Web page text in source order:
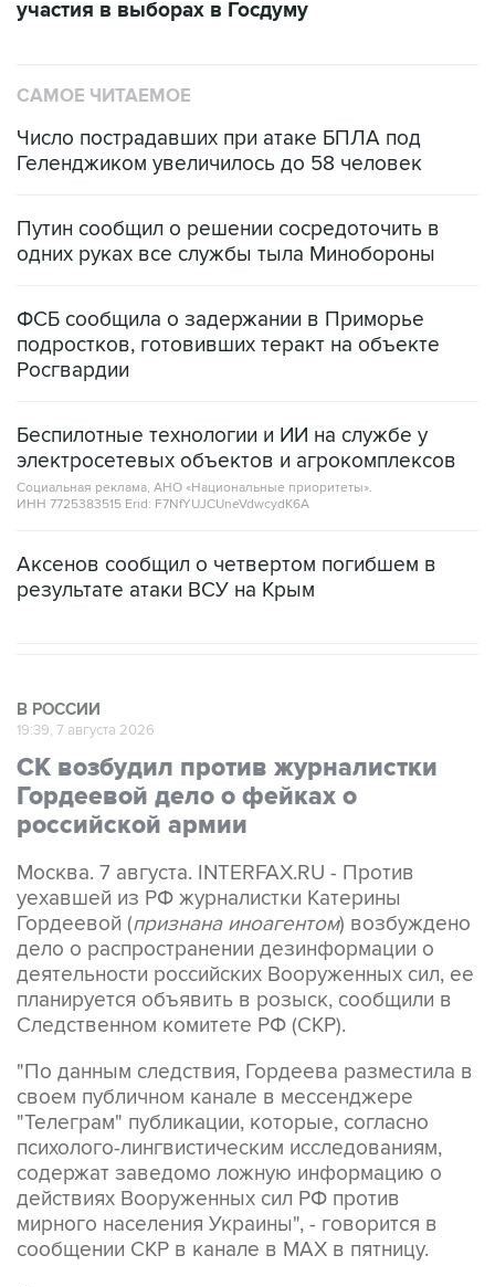
Число пострадавших при атаке БПЛА под
Путин сообщил о решении сосредоточить в
ФСБ сообщила о задержании в Приморье
Росгвардии
Беспилотные технологии и ИИ на службе у
Социальная реклама, АНО «Национальные приоритеты».
ИНН 7725383515 Erid: F7NfYUJCUneVdwcydK6A
Аксенов сообщил о четвертом погибшем в
СК возбудил против журналистки
Гордеевой дело о фейках о
российской армии
Москва. 7 августа. INTERFAX.RU - Против
Гордеевой (признана иноагентом ) возбуждено
дело о распространении дезинформации о
деятельности российских Вооруженных сил, ее
планируется объявить в розыск, сообщили в
Следственном комитете РФ (СКР).
"По данным следствия, Гордеева разместила в
"Телеграм" публикации, которые, согласно
психолого-лингвистическим исследованиям,
содержат заведомо ложную информацию о
действиях Вооруженных сил РФ против
мирного населения Украины", - говорится в
сообщении СКР в канале в MAX в пятницу.
В ведомстве отметили, что в связи с этим